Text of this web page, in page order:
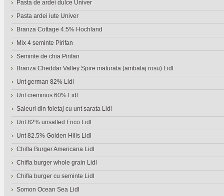
Pasta de ardei dulce Univer
Pasta ardei iute Univer
Branza Cottage 4.5% Hochland
Mix 4 seminte Pirifan
Seminte de chia Pirifan
Branza Cheddar Valley Spire maturata (ambalaj rosu) Lidl
Unt german 82% Lidl
Unt creminos 60% Lidl
Saleuri din foietaj cu unt sarata Lidl
Unt 82% unsalted Frico Lidl
Unt 82.5% Golden Hills Lidl
Chifla Burger Americana Lidl
Chifla burger whole grain Lidl
Chifla burger cu seminte Lidl
Somon Ocean Sea Lidl